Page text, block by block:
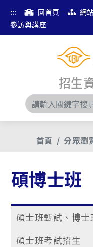
::: 回首頁 網
參訪與講座
招生
首頁 分眾瀏
碩博士班
碩士班甄試、博士
碩士班考試招生